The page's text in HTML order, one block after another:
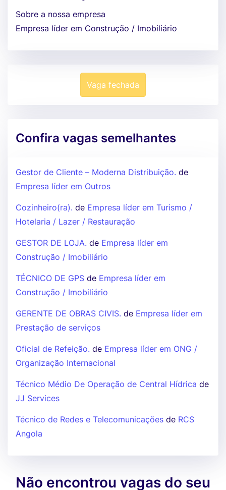
Sobre a nossa empresa
Empresa líder em Construção / Imobiliário
Vaga fechada
Confira vagas semelhantes
Gestor de Cliente – Moderna Distribuição. de
Empresa líder em Outros
Cozinheiro(ra). de Empresa líder em Turismo /
Hotelaria / Lazer / Restauração
GESTOR DE LOJA. de Empresa líder em
Construção / Imobiliário
TÉCNICO DE GPS de Empresa líder em
Construção / Imobiliário
GERENTE DE OBRAS CIVIS. de Empresa líder em
Prestação de serviços
Oficial de Refeição. de Empresa líder em ONG /
Organização Internacional
Técnico Médio De Operação de Central Hídrica de
JJ Services
Técnico de Redes e Telecomunicações de RCS
Angola
Não encontrou vagas do seu